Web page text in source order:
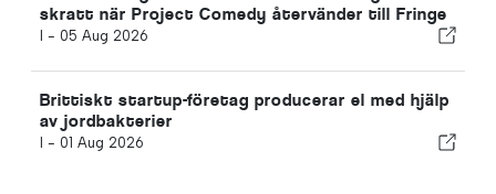
skratt när Project Comedy återvänder till Fringe
I - 05 Aug 2026
Brittiskt startup-företag producerar el med hjälp
av jordbakterier
I - 01 Aug 2026